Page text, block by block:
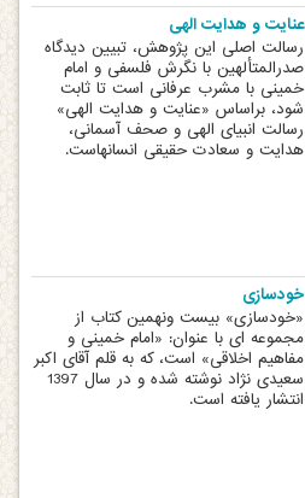
عنایت و هدایت الهی
رسالت اصلی این پژوهش، تبیین دیدگاه
صدرالمتألهین با نگرش فلسفی و امام
خمینی با مشرب عرفانی است تا ثابت
شود، براساس «عنایت و هدایت الهی»
رسالت انبیای الهی و صحف آسمانی،
هدایت و سعادت حقیقی انسانهاست.
خودسازی
«خودسازی» بیست ونهمین کتاب از
مجموعه ای با عنوان: «امام خمینی و
مفاهیم اخلاقی» است، که به قلم آقای اکبر
سعیدی نژاد نوشته شده و در سال 1397
انتشار یافته است.